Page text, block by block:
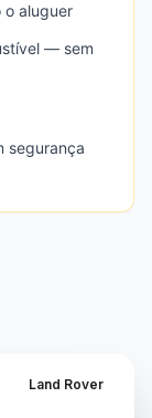
o aluguer
— sem
segurança
Land Rover